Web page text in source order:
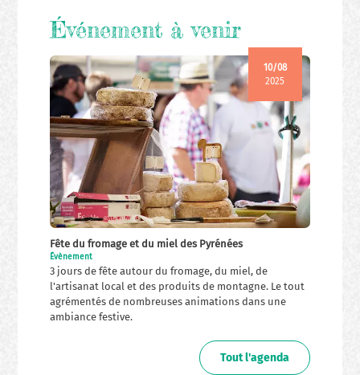
Événement à venir
10/08
2025
Fête du fromage et du miel des Pyrénées
Évènement
3 jours de fête autour du fromage, du miel, de
l'artisanat local et des produits de montagne. Le tout
agrémentés de nombreuses animations dans une
ambiance festive.
Tout l'agenda